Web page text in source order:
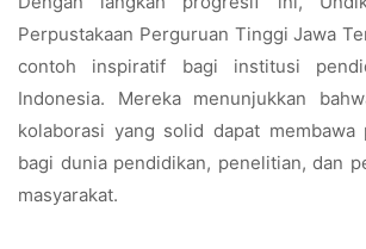
Perpustakaan Perguruan Tinggi Jawa
contoh inspiratif bagi institusi
Indonesia. Mereka menunjukkan
kolaborasi yang solid dapat membawa
bagi dunia pendidikan, penelitian, dan
masyarakat.